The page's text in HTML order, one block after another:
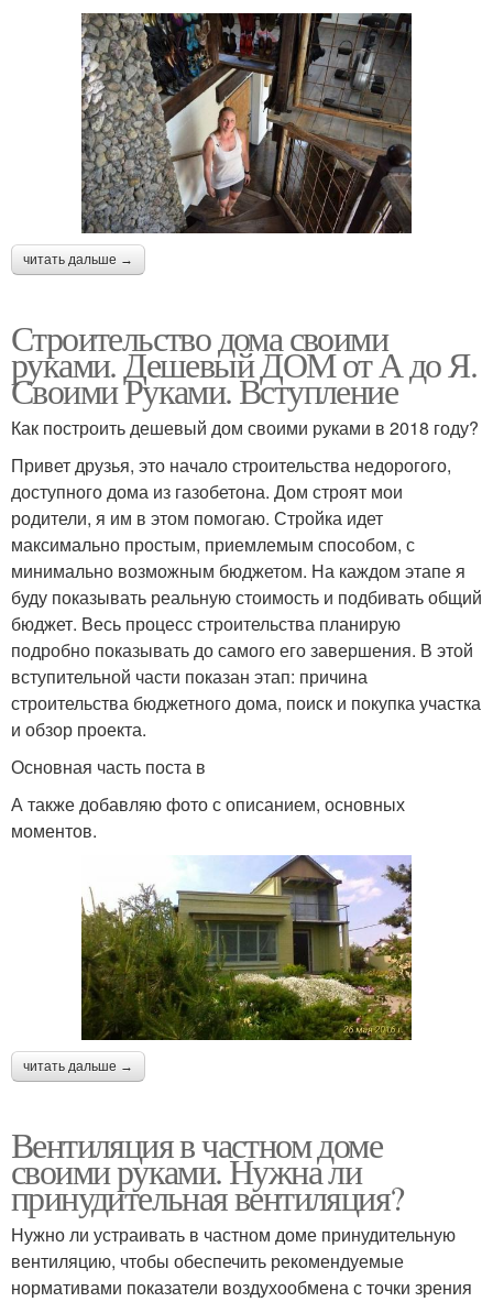
читать дальше →
Строительство дома своими
руками. Дешевый ДОМ от А до Я.
Своими Руками. Вступление
Как построить дешевый дом своими руками в 2018 году?
Привет друзья, это начало строительства недорогого,
доступного дома из газобетона. Дом строят мои
родители, я им в этом помогаю. Стройка идет
максимально простым, приемлемым способом, с
минимально возможным бюджетом. На каждом этапе я
буду показывать реальную стоимость и подбивать общий
бюджет. Весь процесс строительства планирую
подробно показывать до самого его завершения. В этой
вступительной части показан этап: причина
строительства бюджетного дома, поиск и покупка участка
и обзор проекта.
Основная часть поста в
А также добавляю фото с описанием, основных
моментов.
читать дальше →
Вентиляция в частном доме
своими руками. Нужна ли
принудительная вентиляция?
Нужно ли устраивать в частном доме принудительную
вентиляцию, чтобы обеспечить рекомендуемые
нормативами показатели воздухообмена с точки зрения